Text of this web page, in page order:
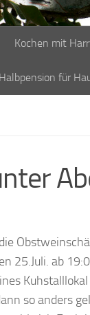
Kochen mit
Halbpension für
25.Juli. ab
so anders